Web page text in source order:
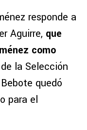
responde a
Aguirre, que
como
la Selección
quedó
para el